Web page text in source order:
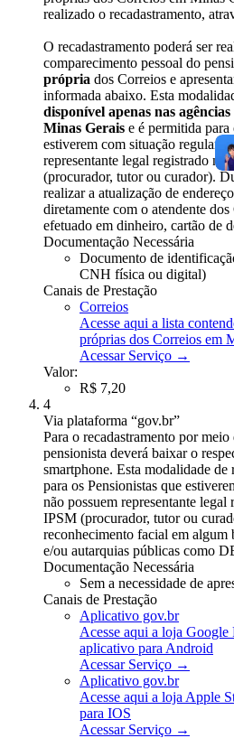
realizado o recadastramento,
O recadastramento poderá ser
comparecimento pessoal do
própria dos Correios e
informada abaixo. Esta
disponível apenas nas
Minas Gerais e é permitida para
estiverem com situação regular e
representante legal registrado no
(procurador, tutor ou curador).
realizar a atualização de
diretamente com o atendente
efetuado em dinheiro, cartão de
Documentação Necessária
Documento de
CNH física ou digital)
Canais de Prestação
Correios
Acesse aqui a lista
próprias dos Correios em
Acessar Serviço →
Valor:
R$ 7,20
4
Via plataforma “gov.br”
Para o recadastramento por
pensionista deverá baixar o
smartphone. Esta modalidade de
para os Pensionistas que
não possuem representante legal
IPSM (procurador, tutor ou
reconhecimento facial em algum
e/ou autarquias públicas como
Documentação Necessária
Sem a necessidade de
Canais de Prestação
Aplicativo gov.br
Acesse aqui a loja
aplicativo para Android
Acessar Serviço →
Aplicativo gov.br
Acesse aqui a loja Apple
para IOS
Acessar Serviço →